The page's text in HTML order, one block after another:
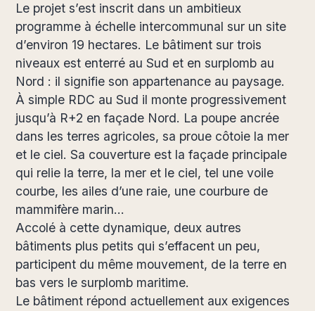
Le projet s’est inscrit dans un ambitieux
programme à échelle intercommunal sur un site
d’environ 19 hectares. Le bâtiment sur trois
niveaux est enterré au Sud et en surplomb au
Nord : il signifie son appartenance au paysage.
À simple RDC au Sud il monte progressivement
jusqu’à R+2 en façade Nord. La poupe ancrée
dans les terres agricoles, sa proue côtoie la mer
et le ciel. Sa couverture est la façade principale
qui relie la terre, la mer et le ciel, tel une voile
courbe, les ailes d’une raie, une courbure de
mammifère marin…
Accolé à cette dynamique, deux autres
bâtiments plus petits qui s’effacent un peu,
participent du même mouvement, de la terre en
bas vers le surplomb maritime.
Le bâtiment répond actuellement aux exigences